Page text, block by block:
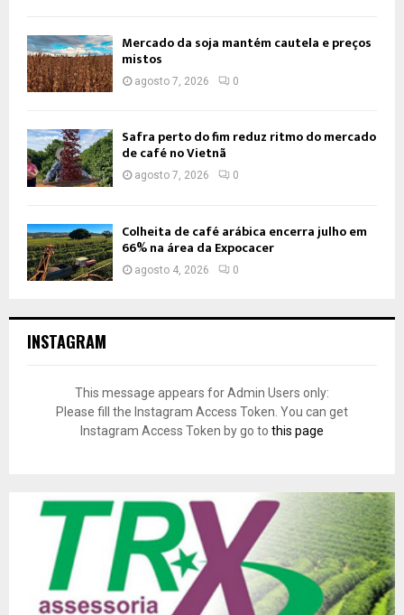
Mercado da soja mantém cautela e preços
mistos
agosto 7, 2026 0
Safra perto do fim reduz ritmo do mercado
de café no Vietnã
agosto 7, 2026 0
Colheita de café arábica encerra julho em
66% na área da Expocacer
agosto 4, 2026 0
INSTAGRAM
This message appears for Admin Users only:
Please fill the Instagram Access Token. You can get
Instagram Access Token by go to this page